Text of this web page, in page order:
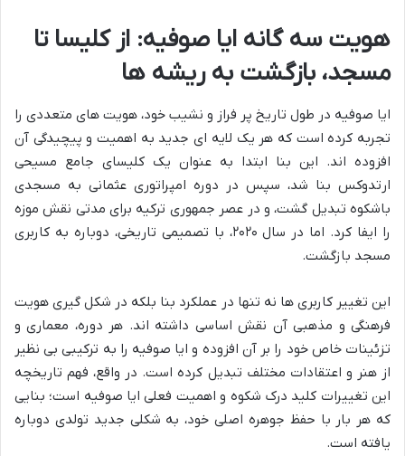
هویت سه گانه ایا صوفیه: از کلیسا تا
مسجد، بازگشت به ریشه ها
ایا صوفیه در طول تاریخ پر فراز و نشیب خود، هویت های متعددی را
تجربه کرده است که هر یک لایه ای جدید به اهمیت و پیچیدگی آن
افزوده اند. این بنا ابتدا به عنوان یک کلیسای جامع مسیحی
ارتدوکس بنا شد، سپس در دوره امپراتوری عثمانی به مسجدی
باشکوه تبدیل گشت، و در عصر جمهوری ترکیه برای مدتی نقش موزه
را ایفا کرد. اما در سال ۲۰۲۰، با تصمیمی تاریخی، دوباره به کاربری
مسجد بازگشت.
این تغییر کاربری ها نه تنها در عملکرد بنا بلکه در شکل گیری هویت
فرهنگی و مذهبی آن نقش اساسی داشته اند. هر دوره، معماری و
تزئینات خاص خود را بر آن افزوده و ایا صوفیه را به ترکیبی بی نظیر
از هنر و اعتقادات مختلف تبدیل کرده است. در واقع، فهم تاریخچه
این تغییرات کلید درک شکوه و اهمیت فعلی ایا صوفیه است؛ بنایی
که هر بار با حفظ جوهره اصلی خود، به شکلی جدید تولدی دوباره
یافته است.